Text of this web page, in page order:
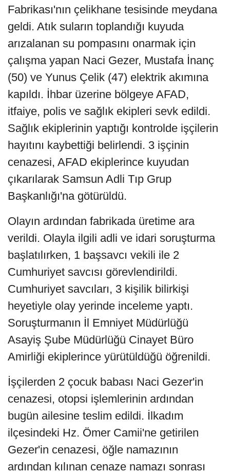
Fabrikası'nın çelikhane tesisinde meydana
geldi. Atık suların toplandığı kuyuda
arızalanan su pompasını onarmak için
çalışma yapan Naci Gezer, Mustafa İnanç
(50) ve Yunus Çelik (47) elektrik akımına
kapıldı. İhbar üzerine bölgeye AFAD,
itfaiye, polis ve sağlık ekipleri sevk edildi.
Sağlık ekiplerinin yaptığı kontrolde işçilerin
hayıtını kaybettiği belirlendi. 3 işçinin
cenazesi, AFAD ekiplerince kuyudan
çıkarılarak Samsun Adli Tıp Grup
Başkanlığı'na götürüldü.
Olayın ardından fabrikada üretime ara
verildi. Olayla ilgili adli ve idari soruşturma
başlatılırken, 1 başsavcı vekili ile 2
Cumhuriyet savcısı görevlendirildi.
Cumhuriyet savcıları, 3 kişilik bilirkişi
heyetiyle olay yerinde inceleme yaptı.
Soruşturmanın İl Emniyet Müdürlüğü
Asayiş Şube Müdürlüğü Cinayet Büro
Amirliği ekiplerince yürütüldüğü öğrenildi.
İşçilerden 2 çocuk babası Naci Gezer'in
cenazesi, otopsi işlemlerinin ardından
bugün ailesine teslim edildi. İlkadım
ilçesindeki Hz. Ömer Camii'ne getirilen
Gezer'in cenazesi, öğle namazının
ardından kılınan cenaze namazı sonrası